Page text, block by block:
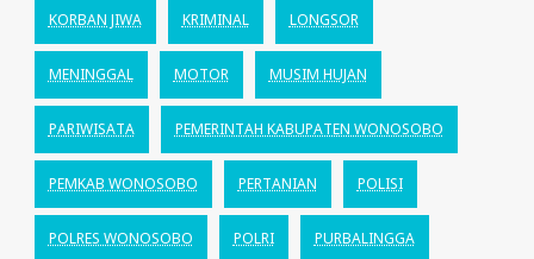
KORBAN JIWA KRIMINAL LONGSOR
MENINGGAL MOTOR MUSIM HUJAN
PARIWISATA PEMERINTAH KABUPATEN WONOSOBO
PEMKAB WONOSOBO PERTANIAN POLISI
POLRES WONOSOBO POLRI PURBALINGGA